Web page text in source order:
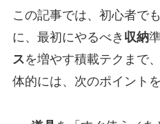
この記事では、初心者で
に、最初にやるべき 収納
スを増やす積載テクまで
体的には、次のポイント